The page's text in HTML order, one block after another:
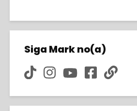
Siga Mark no(a)